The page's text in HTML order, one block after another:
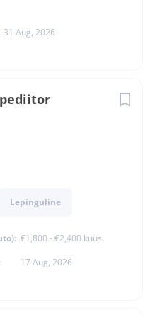
31 Aug, 2026
Lepinguline
€1,800 - €2,400 kuus
17 Aug, 2026